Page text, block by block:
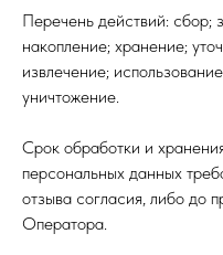
Перечень действий: сбор;
накопление; хранение;
извлечение;
уничтожение.
Срок обработки и
персональных данных
отзыва согласия, либо до
Оператора.